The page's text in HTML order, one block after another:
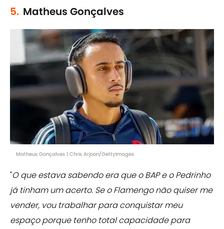
5. Matheus Gonçalves
Matheus Gonçalves | Chris Arjoon/GettyImages
"O que estava sabendo era que o BAP e o Pedrinho
já tinham um acerto. Se o Flamengo não quiser me
vender, vou trabalhar para conquistar meu
espaço porque tenho total capacidade para